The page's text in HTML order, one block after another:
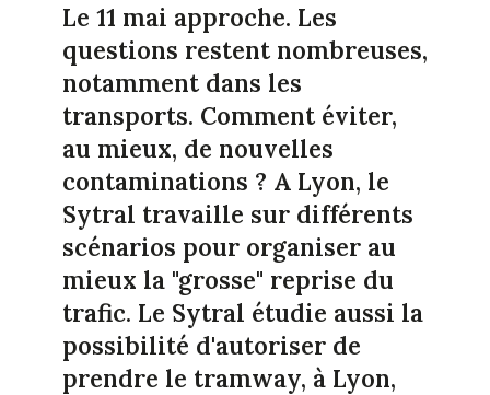
Le 11 mai approche. Les
questions restent nombreuses,
notamment dans les
transports. Comment éviter,
au mieux, de nouvelles
contaminations ? A Lyon, le
Sytral travaille sur différents
scénarios pour organiser au
mieux la "grosse" reprise du
trafic. Le Sytral étudie aussi la
possibilité d'autoriser de
prendre le tramway, à Lyon,